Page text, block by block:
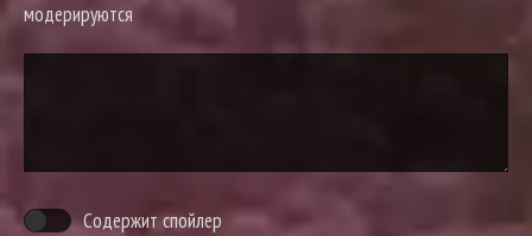
модерируются
Содержит спойлер